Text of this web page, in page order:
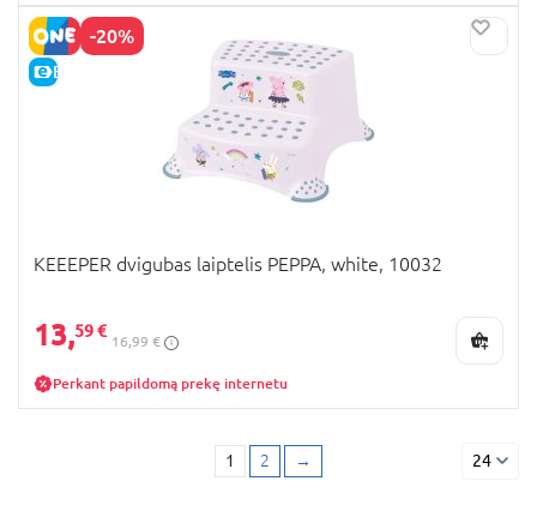
-20%
E-KAINA
KEEEPER dvigubas laiptelis PEPPA, white, 10032
13,59 €
16,99 €
Perkant papildomą prekę internetu
1 2 → 24